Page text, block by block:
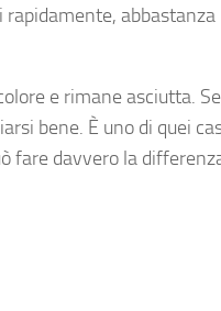
rapidamente, abbastanza
e rimane asciutta.
bene. È uno di quei
fare davvero la